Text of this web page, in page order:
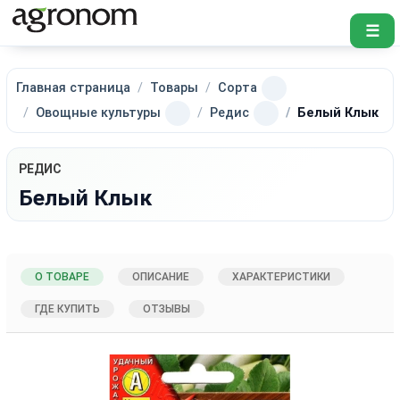
☰
Главная страница Товары
Сорта
Овощные культуры
Редис Белый Клык
РЕДИС
Белый Клык
О ТОВАРЕ ОПИСАНИЕ ХАРАКТЕРИСТИКИ
ГДЕ КУПИТЬ ОТЗЫВЫ